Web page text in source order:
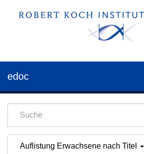
edoc
Auflistung Erwachsene nach Titel